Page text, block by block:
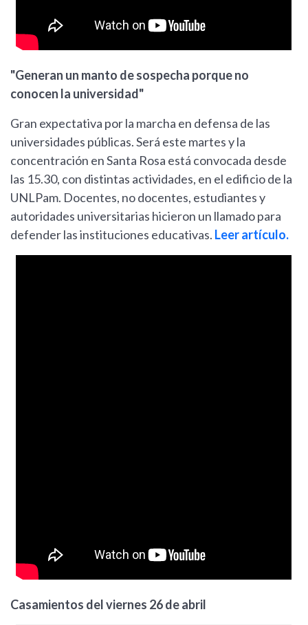
"Generan un manto de sospecha porque no
conocen la universidad"
Gran expectativa por la marcha en defensa de las
universidades públicas. Será este martes y la
concentración en Santa Rosa está convocada desde
las 15.30, con distintas actividades, en el edificio de la
UNLPam. Docentes, no docentes, estudiantes y
autoridades universitarias hicieron un llamado para
defender las instituciones educativas. Leer artículo.
Casamientos del viernes 26 de abril